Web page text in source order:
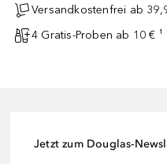
Versandkostenfrei ab
4 Gratis-Proben ab 10 € ¹
Jetzt zum Douglas-